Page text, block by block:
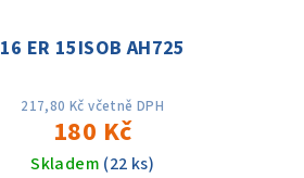
16 ER 15ISOB AH725
217,80 Kč včetně DPH
180 Kč
Skladem (22 ks)